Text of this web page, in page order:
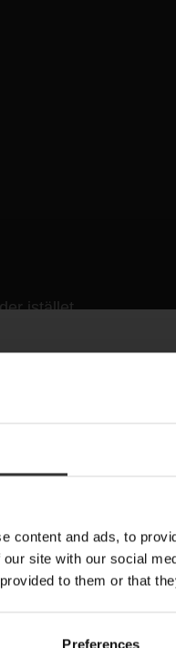
content and ads, to
site with our social
to them or that
Preferences
istället
blötläggs före
Malt- och
kvarnen som en
idealiska
Hela
i en mycket
Mer smak, mer
VÅRT